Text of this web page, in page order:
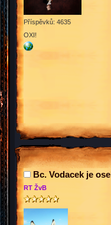
Příspěvků: 4635
OXI!
Bc. Vodacek je
RT ŽvB